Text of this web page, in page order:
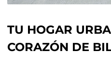
TU HOGAR
CORAZÓN DE